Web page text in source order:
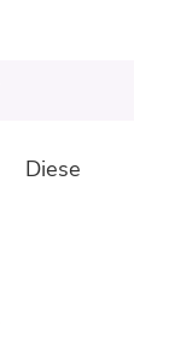
Diese